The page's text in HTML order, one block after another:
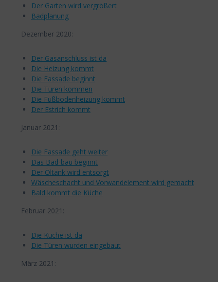
Der Garten wird vergrößert
Badplanung
Dezember 2020:
Der Gasanschluss ist da
Die Heizung kommt
Die Fassade beginnt
Die Türen kommen
Die Fußbodenheizung kommt
Der Estrich kommt
Januar 2021:
Die Fassade geht weiter
Das Bad-bau beginnt
Der Öltank wird entsorgt
Wäscheschacht und Vorwandelement wird gemacht
Bald kommt die Küche
Februar 2021:
Die Küche ist da
Die Türen wurden eingebaut
März 2021: